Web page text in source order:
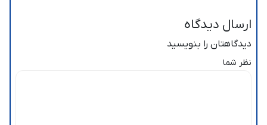
ارسال دیدگاه
دیدگاهتان را بنویسید
نظر شما